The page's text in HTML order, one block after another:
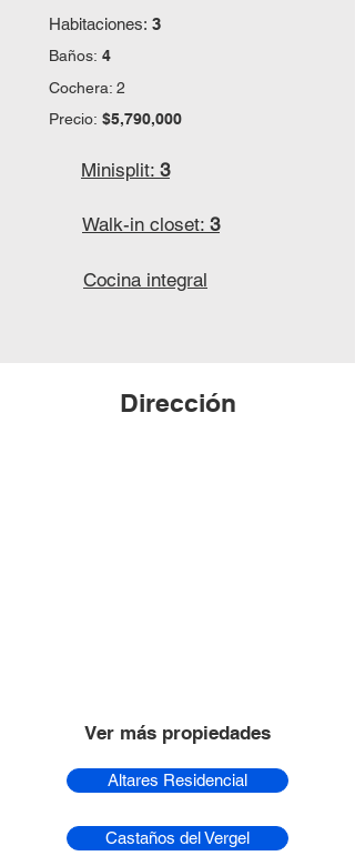
Habitaciones: 3
Baños: 4
Cochera: 2
Precio: $5,790,000
Minisplit: 3
Walk-in closet: 3
Cocina integral
Dirección
Ver más propiedades
Altares Residencial
Castaños del Vergel